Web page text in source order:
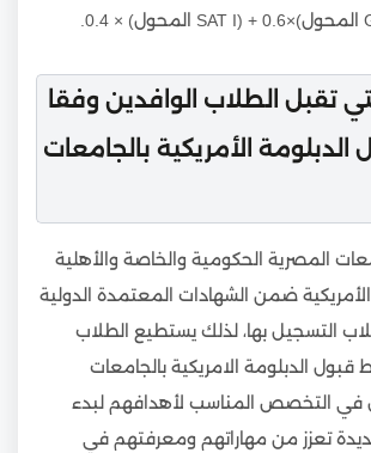
تقبل الطلاب الوافدين وفقا
الأمريكية بالجامعات
المصرية الحكومية والخاصة والأهلية
ضمن الشهادات المعتمدة الدولية
التسجيل بها، لذلك يستطيع الطلاب
قبول الدبلومة الامريكية بالجامعات
في التخصص المناسب لأهدافهم لبدء
تعزز من مهاراتهم ومعرفتهم في